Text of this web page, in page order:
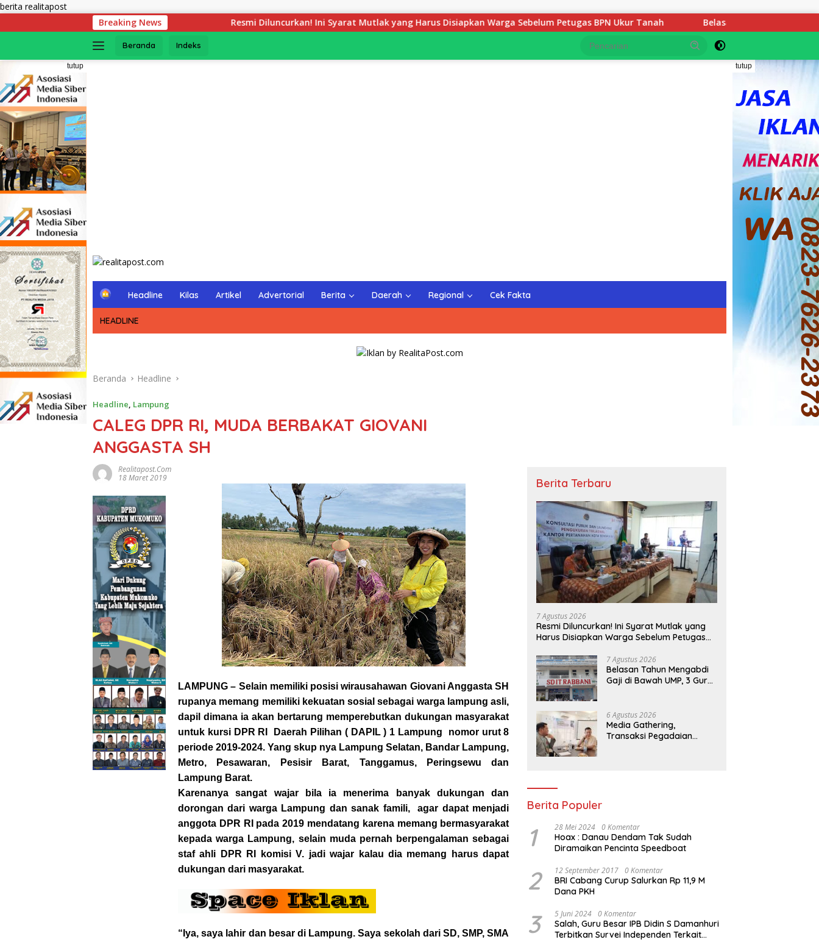
berita realitapostLangsung
konten
Breaking NewsResmi Diluncurkan! Ini Syarat Mutlak yang Harus Disiapkan Warga Sebelum Petugas BPN Ukur Tanah Belasan Tahun Mengabdi Gaji di Bawah UMP, 3
Beranda Indeks
tutup tutup
H
m
e
Headline Kilas Artikel Advertorial Berita Daerah Regional Cek Fakta
HEADLINE
Beranda Headline
Headline, Lampung
CALEG DPR RI, MUDA BERBAKAT GIOVANI
ANGGASTA SH
Realitapost.com
18 Maret 2019
LAMPUNG – Selain memiliki posisi wirausahawan Giovani Anggasta SH
rupanya memang memiliki kekuatan sosial sebagai warga lampung asli,
dapil dimana ia akan bertarung memperebutkan dukungan masyarakat
untuk kursi DPR RI Daerah Pilihan ( DAPIL ) 1 Lampung nomor urut 8
periode 2019-2024. Yang skup nya Lampung Selatan, Bandar Lampung,
Metro, Pesawaran, Pesisir Barat, Tanggamus, Peringsewu dan
Lampung Barat.
Karenanya sangat wajar bila ia menerima banyak dukungan dan
dorongan dari warga Lampung dan sanak famili, agar dapat menjadi
anggota DPR RI pada 2019 mendatang karena memang bermasyarakat
kepada warga Lampung, selain muda pernah berpengalaman sebagai
staf ahli DPR RI komisi V. jadi wajar kalau dia memang harus dapat
dukungan dari masyarakat.
“Iya, saya lahir dan besar di Lampung. Saya sekolah dari SD, SMP, SMA
Berita Terbaru
7 Agustus 2026
Resmi Diluncurkan! Ini Syarat Mutlak yang
Harus Disiapkan Warga Sebelum Petugas
7 Agustus 2026
Belasan Tahun Mengabdi
Gaji di Bawah UMP, 3 Guru
6 Agustus 2026
Media Gathering,
Transaksi Pegadaian
Berita Populer
1 28 Mei 2024 0 Komentar
Hoax : Danau Dendam Tak Sudah
Diramaikan Pencinta Speedboat
2 12 September 2017 0 Komentar
BRI Cabang Curup Salurkan Rp 11,9 M
Dana PKH
3 5 Juni 2024 0 Komentar
Salah, Guru Besar IPB Didin S Damanhuri
Terbitkan Survei Independen Terkait